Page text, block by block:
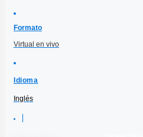
Formato
Virtual en vivo
Idioma
Inglés